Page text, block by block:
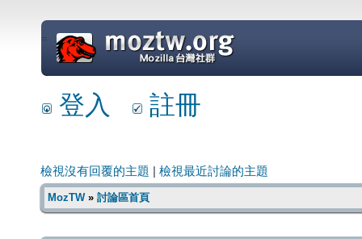
=
登入 註冊
檢視沒有回覆的主題 檢視最近討論的主題
MozTW» 討論區首頁